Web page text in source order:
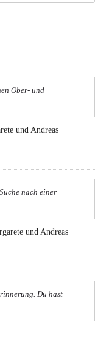
Ober- und
und Andreas
nach einer
und Andreas
Du hast